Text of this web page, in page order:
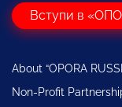
Вступи в
About “OPORA
Non-Profit